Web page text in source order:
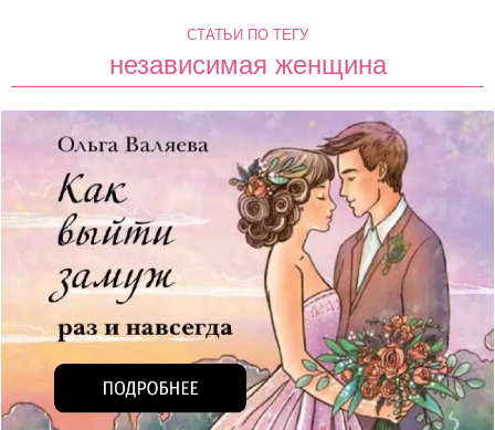
СТАТЬИ ПО ТЕГУ
независимая женщина